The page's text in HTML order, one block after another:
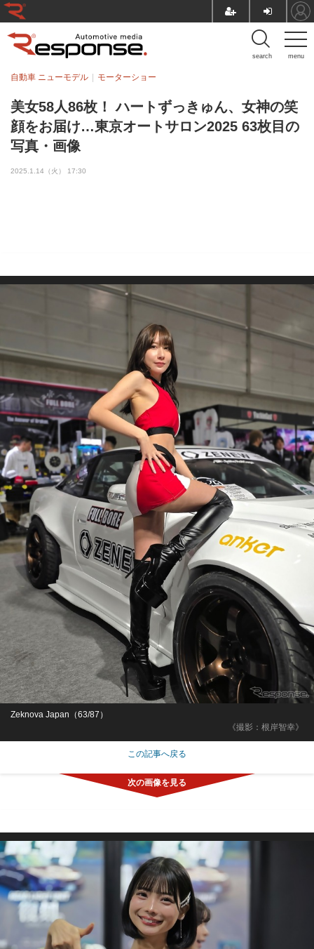
menu
search
美女58人86枚！ ハートずっきゅん、女神の笑
顔をお届け…東京オートサロン2025 63枚目の
写真・画像
自動車 ニューモデル モーターショー
2025.1.14（火） 17:30
《撮影：根岸智幸》
Zeknova Japan（63/87）
この記事へ戻る